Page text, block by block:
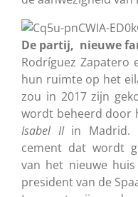
De partij, nieuwe
Rodríguez Zapatero
hun ruimte op het
zou in 2017 zijn
wordt beheerd door
Isabel IIin Madrid.
cement dat wordt
van het nieuwe
president van de